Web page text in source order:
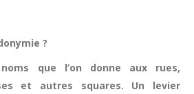
?
que l’on donne aux rues,
et autres squares. Un levier